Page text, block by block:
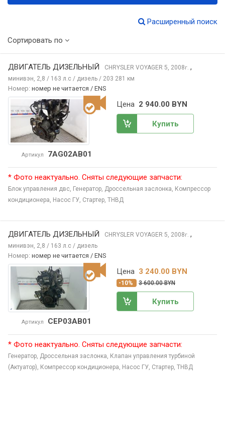
Расширенный поиск
Сортировать по
ДВИГАТЕЛЬ ДИЗЕЛЬНЫЙ CHRYSLER VOYAGER 5, 2008г. ,
минивэн, 2,8 / 163 л.с / дизель / 203 281 км
Номер: номер не читается / ENS
Артикул 7AG02AB01
Цена 2 940.00 BYN
Купить
* Фото неактуально. Сняты следующие запчасти:
Блок управления двс, Генератор, Дроссельная заслонка, Компрессор
кондиционера, Насос ГУ, Стартер, ТНВД
ДВИГАТЕЛЬ ДИЗЕЛЬНЫЙ CHRYSLER VOYAGER 5, 2008г. ,
минивэн, 2,8 / 163 л.с / дизель
Номер: номер не читается / ENS
Артикул CEP03AB01
Цена 3 240.00 BYN
-10% 3 600.00 BYN
Купить
* Фото неактуально. Сняты следующие запчасти:
Генератор, Дроссельная заслонка, Клапан управления турбиной
(Актуатор), Компрессор кондиционера, Насос ГУ, Стартер, ТНВД